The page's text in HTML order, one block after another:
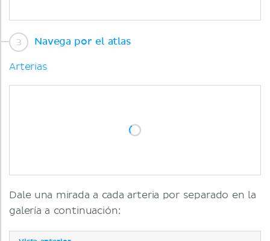
Navega por el atlas
Arterias
Dale una mirada a cada arteria por separado en la
galería a continuación: